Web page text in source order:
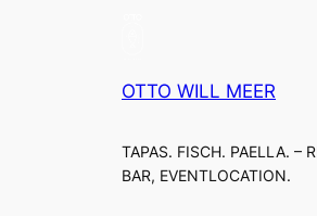
OTTO WILL MEER
TAPAS. FISCH. PAELLA. –
BAR, EVENTLOCATION.